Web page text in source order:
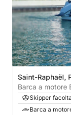
Saint-Raphaël,
Skipper
Barca a